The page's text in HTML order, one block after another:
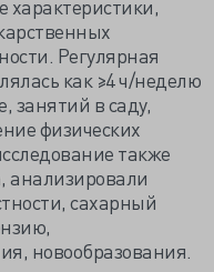
характеристики,
Регулярная
как ≥4 ч/неделю
занятий в саду,
физических
также
анализировали
сахарный
новообразования.